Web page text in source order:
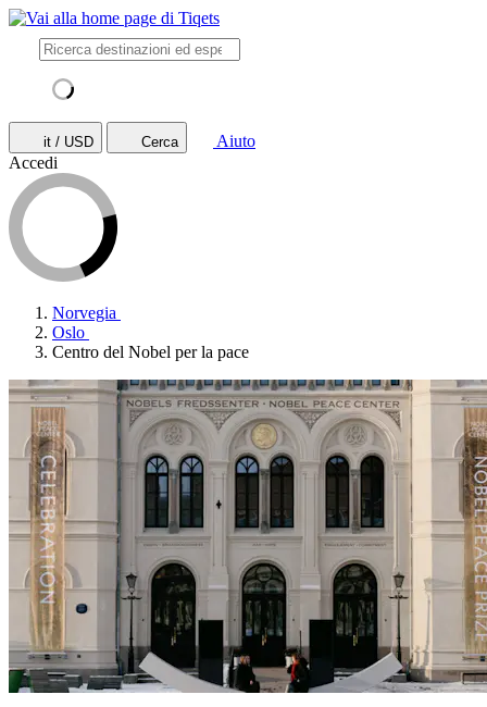
it / USD Cerca
Aiuto
Accedi
Norvegia
Oslo
Centro del Nobel per la pace